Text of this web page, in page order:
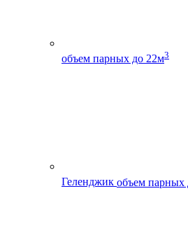
объем парных до 22м3
Геленджик объем парных